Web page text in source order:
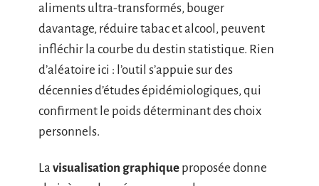
aliments ultra-transformés, bouger
davantage, réduire tabac et alcool, peuvent
infléchir la courbe du destin statistique. Rien
d’aléatoire ici : l’outil s’appuie sur des
décennies d’études épidémiologiques, qui
confirment le poids déterminant des choix
personnels.
La visualisation graphique proposée donne